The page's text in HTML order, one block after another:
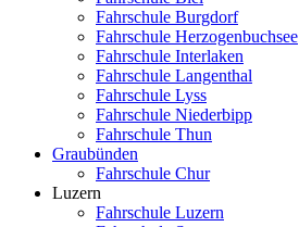
Fahrschule Burgdorf
Fahrschule Herzogenbuchsee
Fahrschule Interlaken
Fahrschule Langenthal
Fahrschule Lyss
Fahrschule Niederbipp
Fahrschule Thun
Graubünden
Fahrschule Chur
Luzern
Fahrschule Luzern